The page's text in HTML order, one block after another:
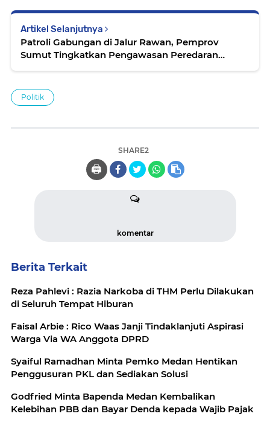
Artikel Selanjutnya
Patroli Gabungan di Jalur Rawan, Pemprov
Sumut Tingkatkan Pengawasan Peredaran
Politik
SHARE2
🖨️
komentar
Berita Terkait
Reza Pahlevi : Razia Narkoba di THM Perlu Dilakukan
di Seluruh Tempat Hiburan
Faisal Arbie : Rico Waas Janji Tindaklanjuti Aspirasi
Warga Via WA Anggota DPRD
Syaiful Ramadhan Minta Pemko Medan Hentikan
Penggusuran PKL dan Sediakan Solusi
Godfried Minta Bapenda Medan Kembalikan
Kelebihan PBB dan Bayar Denda kepada Wajib Pajak